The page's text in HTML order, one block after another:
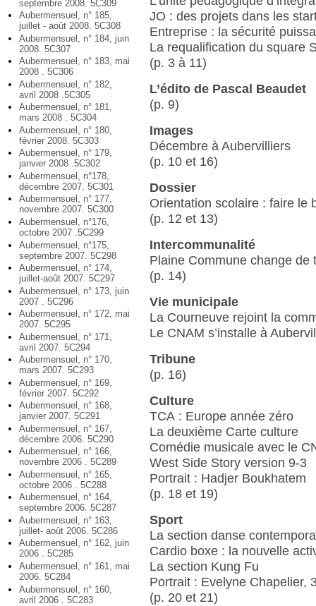
septembre 2008. 5C309
Aubermensuel, n° 185,
juillet - août 2008. 5C308
Aubermensuel, n° 184, juin
2008. 5C307
Aubermensuel, n° 183, mai
2008 . 5C306
Aubermensuel, n° 182,
avril 2008 .5C305
Aubermensuel, n° 181,
mars 2008 . 5C304
Aubermensuel, n° 180,
février 2008. 5C303
Aubermensuel, n° 179,
janvier 2008 .5C302
Aubermensuel, n°178,
décembre 2007. 5C301
Aubermensuel, n° 177,
novembre 2007. 5C300
Aubermensuel, n°176,
octobre 2007 .5C299
Aubermensuel, n°175,
septembre 2007. 5C298
Aubermensuel, n° 174,
juillet-août 2007. 5C297
Aubermensuel, n° 173, juin
2007 . 5C296
Aubermensuel, n° 172, mai
2007. 5C295
Aubermensuel, n° 171,
avril 2007. 5C294
Aubermensuel, n° 170,
mars 2007. 5C293
Aubermensuel, n° 169,
février 2007. 5C292
Aubermensuel, n° 168,
janvier 2007. 5C291
Aubermensuel, n° 167,
décembre 2006. 5C290
Aubermensuel, n° 166,
novembre 2006 . 5C289
Aubermensuel, n° 165,
octobre 2006 . 5C288
Aubermensuel, n° 164,
septembre 2006. 5C287
Aubermensuel, n° 163,
juillet- août 2006. 5C286
Aubermensuel, n° 162, juin
2006 . 5C285
Aubermensuel, n° 161, mai
2006. 5C284
Aubermensuel, n° 160,
avril 2006 . 5C283
JO : des projets dans les
Entreprise : la sécurité
La requalification du square
(p. 3 à 11)
L’édito de Pascal Beaudet
(p. 9)
Images
Décembre à Aubervilliers
(p. 10 et 16)
Dossier
Orientation scolaire : faire le
(p. 12 et 13)
Intercommunalité
Plaine Commune change de
(p. 14)
Vie municipale
La Courneuve rejoint la
Le CNAM s’installe à
Tribune
(p. 16)
Culture
TCA : Europe année zéro
La deuxième Carte culture
Comédie musicale avec le
West Side Story version 9-3
Portrait : Hadjer Boukhatem
(p. 18 et 19)
Sport
La section danse
Cardio boxe : la nouvelle
La section Kung Fu
Portrait : Evelyne Chapelier,
(p. 20 et 21)